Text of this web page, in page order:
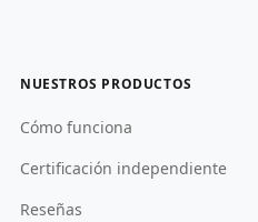
NUESTROS PRODUCTOS
Cómo funciona
Certificación independiente
Reseñas